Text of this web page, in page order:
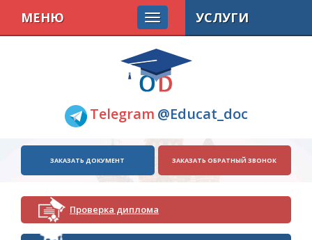
Telegram @Educat_doc
МЕНЮ
ЗАКАЗАТЬ ДОКУМЕНТ ЗАКАЗАТЬ ОБРАТНЫЙ ЗВОНОК
Проверка диплома
УСЛУГИ